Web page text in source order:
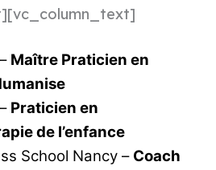
Maître Praticien en
Praticien en
de l’enfance
School Nancy – Coach